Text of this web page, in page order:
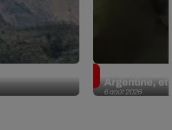
6 août 2026
Argentine, et